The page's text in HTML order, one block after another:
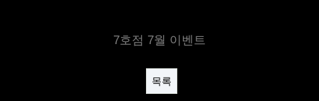
7호점 7월 이벤트
목록